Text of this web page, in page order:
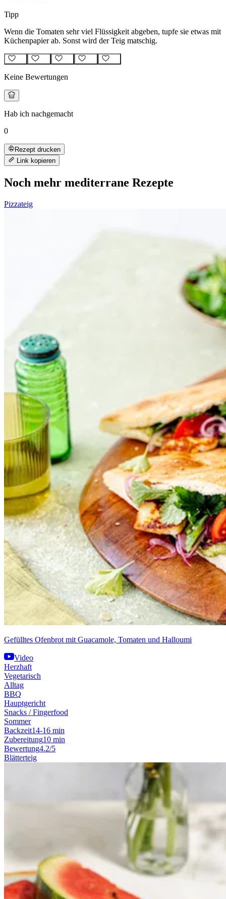
Tipp
Wenn die Tomaten sehr viel Flüssigkeit abgeben, tupfe sie etwas mit
Küchenpapier ab. Sonst wird der Teig matschig.
Keine Bewertungen
Hab ich nachgemacht
0
Rezept drucken
Link kopieren
Noch mehr mediterrane Rezepte
Pizzateig
Gefülltes Ofenbrot mit Guacamole, Tomaten und Halloumi
Video
Herzhaft
Vegetarisch
Alltag
BBQ
Hauptgericht
Snacks / Fingerfood
Sommer
Backzeit14-16 min
Zubereitung10 min
Bewertung4.2/5
Blätterteig